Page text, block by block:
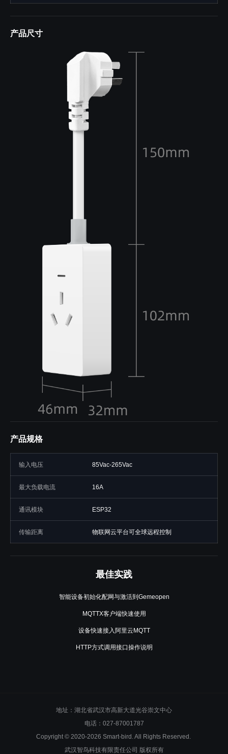
产品尺寸
产品规格
输入电压 85Vac-265Vac
最大负载电流 16A
通讯模块 ESP32
传输距离 物联网云平台可全球远程控制
最佳实践
智能设备初始化配网与激活到Gemeopen
MQTTX客户端快速使用
设备快速接入阿里云MQTT
HTTP方式调用接口操作说明
地址：湖北省武汉市高新大道光谷崇文中心
电话：027-87001787
Copyright © 2020-2026 Smart-bird. All Rights Reserved.
武汉智鸟科技有限责任公司 版权所有